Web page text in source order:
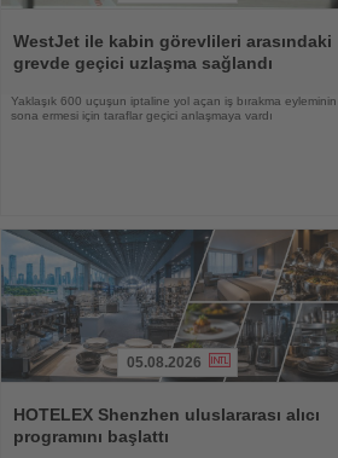
Oku
WestJet ile kabin görevlileri arasındaki
grevde geçici uzlaşma sağlandı
Yaklaşık 600 uçuşun iptaline yol açan iş bırakma eyleminin
sona ermesi için taraflar geçici anlaşmaya vardı
Oku
05.08.2026
HOTELEX Shenzhen uluslararası alıcı
programını başlattı